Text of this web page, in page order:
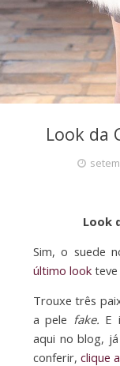
Look da
Look
Sim, o suede
último lookteve
Trouxe três
a pele fake. E
aqui no blog,
conferir, clique